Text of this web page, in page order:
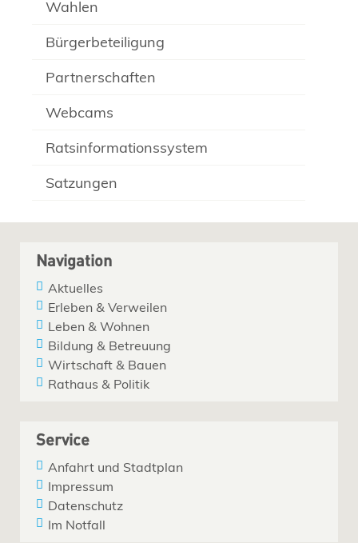
Wahlen
Bürgerbeteiligung
Partnerschaften
Webcams
Ratsinformationssystem
Satzungen
Navigation
Aktuelles
Erleben & Verweilen
Leben & Wohnen
Bildung & Betreuung
Wirtschaft & Bauen
Rathaus & Politik
Service
Anfahrt und Stadtplan
Impressum
Datenschutz
Im Notfall